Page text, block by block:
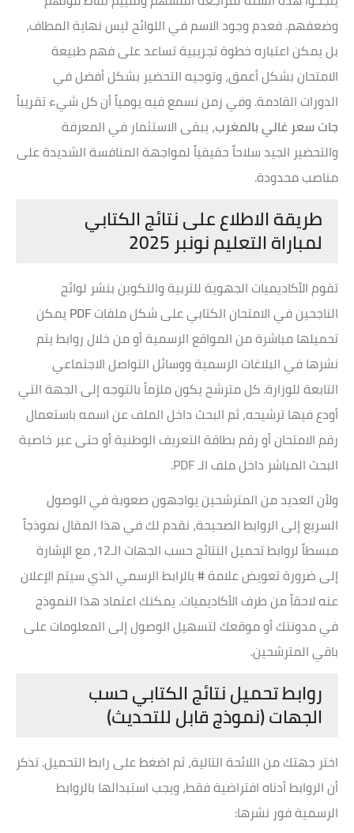
وضعفهم. فعدم وجود الاسم في اللوائح ليس نهاية المطاف،
بل يمكن اعتباره خطوة تجريبية تساعد على فهم طبيعة
الامتحان بشكل أعمق، وتوجيه التحضير بشكل أفضل في
الدورات القادمة. وفي زمن نسمع فيه يومياً أن كل شيء تقريباً
جات سعر غالي بالمغرب، يبقى الاستثمار في المعرفة
والتحضير الجيد سلاحاً حقيقياً لمواجهة المنافسة الشديدة على
مناصب محدودة.
طريقة الاطلاع على نتائج الكتابي
لمباراة التعليم نونبر 2025
تقوم الأكاديميات الجهوية للتربية والتكوين بنشر لوائح
الناجحين في الامتحان الكتابي على شكل ملفاتPDF يمكن
تحميلها مباشرة من المواقع الرسمية أو من خلال روابط يتم
نشرها في البلاغات الرسمية ووسائل التواصل الاجتماعي
التابعة للوزارة. كل مترشح يكون ملزماً بالتوجه إلى الجهة التي
أودع فيها ترشيحه، ثم البحث داخل الملف عن اسمه باستعمال
رقم الامتحان أو رقم بطاقة التعريف الوطنية أو حتى عبر خاصية
البحث المباشر داخل ملف الـ PDF.
ولأن العديد من المترشحين يواجهون صعوبة في الوصول
السريع إلى الروابط الصحيحة، نقدم لك في هذا المقال نموذجاً
مبسطاً لروابط تحميل النتائج حسب الجهات الـ12، مع الإشارة
إلى ضرورة تعويض علامة#بالرابط الرسمي الذي سيتم الإعلان
عنه لاحقاً من طرف الأكاديميات. يمكنك اعتماد هذا النموذج
في مدونتك أو موقعك لتسهيل الوصول إلى المعلومات على
باقي المترشحين.
روابط تحميل نتائج الكتابي حسب
الجهات (نموذج قابل للتحديث)
اختر جهتك من اللائحة التالية، ثم اضغط على رابط التحميل. تذكر
أن الروابط أدناه افتراضية فقط، ويجب استبدالها بالروابط
الرسمية فور نشرها: